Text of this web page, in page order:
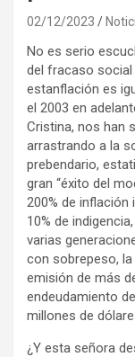
02/12/2023
No es serio
del fracaso social
estanflación es
el 2003 en
Cristina, nos han
arrastrando a la
prebendario,
gran “éxito del
200% de inflación
10% de
varias
con sobrepeso,
emisión de más
endeudamiento
millones de
¿Y esta señora